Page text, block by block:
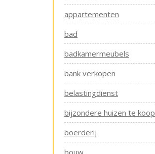
appartementen
bad
badkamermeubels
bank verkopen
belastingdienst
bijzondere huizen te koop
boerderij
bouw